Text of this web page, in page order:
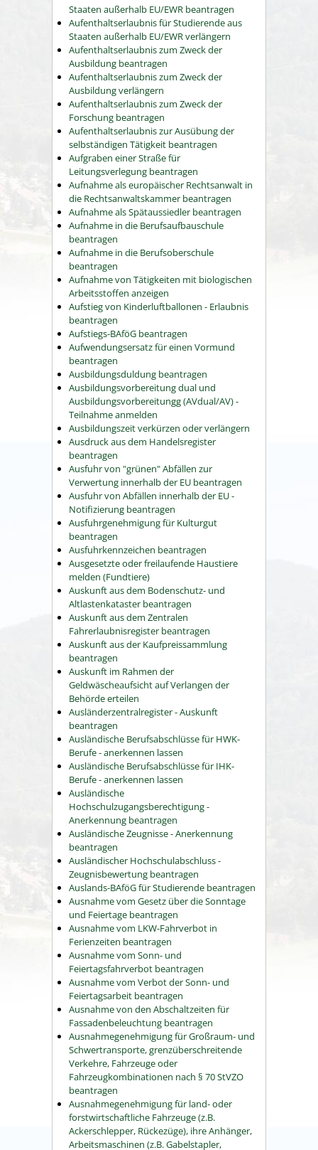
Staaten außerhalb EU/EWR beantragen
Aufenthaltserlaubnis für Studierende aus
Staaten außerhalb EU/EWR verlängern
Aufenthaltserlaubnis zum Zweck der
Ausbildung beantragen
Aufenthaltserlaubnis zum Zweck der
Ausbildung verlängern
Aufenthaltserlaubnis zum Zweck der
Forschung beantragen
Aufenthaltserlaubnis zur Ausübung der
selbständigen Tätigkeit beantragen
Aufgraben einer Straße für
Leitungsverlegung beantragen
Aufnahme als europäischer Rechtsanwalt in
die Rechtsanwaltskammer beantragen
Aufnahme als Spätaussiedler beantragen
Aufnahme in die Berufsaufbauschule
beantragen
Aufnahme in die Berufsoberschule
beantragen
Aufnahme von Tätigkeiten mit biologischen
Arbeitsstoffen anzeigen
Aufstieg von Kinderluftballonen - Erlaubnis
beantragen
Aufstiegs-BAföG beantragen
Aufwendungsersatz für einen Vormund
beantragen
Ausbildungsduldung beantragen
Ausbildungsvorbereitung dual und
Ausbildungsvorbereitungg (AVdual/AV) -
Teilnahme anmelden
Ausbildungszeit verkürzen oder verlängern
Ausdruck aus dem Handelsregister
beantragen
Ausfuhr von "grünen" Abfällen zur
Verwertung innerhalb der EU beantragen
Ausfuhr von Abfällen innerhalb der EU -
Notifizierung beantragen
Ausfuhrgenehmigung für Kulturgut
beantragen
Ausfuhrkennzeichen beantragen
Ausgesetzte oder freilaufende Haustiere
melden (Fundtiere)
Auskunft aus dem Bodenschutz- und
Altlastenkataster beantragen
Auskunft aus dem Zentralen
Fahrerlaubnisregister beantragen
Auskunft aus der Kaufpreissammlung
beantragen
Auskunft im Rahmen der
Geldwäscheaufsicht auf Verlangen der
Behörde erteilen
Ausländerzentralregister - Auskunft
beantragen
Ausländische Berufsabschlüsse für HWK-
Berufe - anerkennen lassen
Ausländische Berufsabschlüsse für IHK-
Berufe - anerkennen lassen
Ausländische
Hochschulzugangsberechtigung -
Anerkennung beantragen
Ausländische Zeugnisse - Anerkennung
beantragen
Ausländischer Hochschulabschluss -
Zeugnisbewertung beantragen
Auslands-BAföG für Studierende beantragen
Ausnahme vom Gesetz über die Sonntage
und Feiertage beantragen
Ausnahme vom LKW-Fahrverbot in
Ferienzeiten beantragen
Ausnahme vom Sonn- und
Feiertagsfahrverbot beantragen
Ausnahme vom Verbot der Sonn- und
Feiertagsarbeit beantragen
Ausnahme von den Abschaltzeiten für
Fassadenbeleuchtung beantragen
Ausnahmegenehmigung für Großraum- und
Schwertransporte, grenzüberschreitende
Verkehre, Fahrzeuge oder
Fahrzeugkombinationen nach § 70 StVZO
beantragen
Ausnahmegenehmigung für land- oder
forstwirtschaftliche Fahrzeuge (z.B.
Ackerschlepper, Rückezüge), ihre Anhänger,
Arbeitsmaschinen (z.B. Gabelstapler,